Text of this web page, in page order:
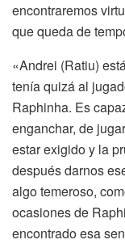
encontraremos
que queda de
«Andrei (Ratiu)
tenía quizá al
Raphinha. Es
enganchar, de
estar exigido y la
después darnos
algo temeroso,
ocasiones de
encontrado esa